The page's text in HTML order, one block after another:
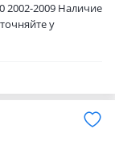
2002-2009 Наличие
у